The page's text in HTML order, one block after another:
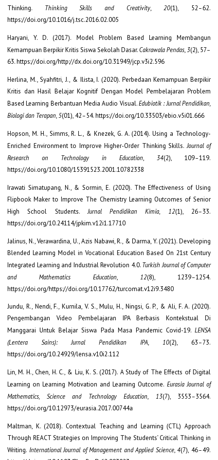
Thinking. Thinking Skills and Creativity,20(1), 52–62.
https://doi.org/10.1016/j.tsc.2016.02.005
Haryani, Y. D. (2017). Model Problem Based Learning Membangun
Kemampuan Berpikir Kritis Siswa Sekolah Dasar. Cakrawala Pendas, 3(2), 57–
63. https://doi.org/http://dx.doi.org/10.31949/jcp.v3i2.596
Herlina, M., Syahfitri, J., & Ilista, I. (2020). Perbedaan Kemampuan Berpikir
Kritis dan Hasil Belajar Kognitif Dengan Model Pembelajaran Problem
Based Learning Berbantuan Media Audio Visual.Edubiotik : Jurnal Pendidikan,
Biologi dan Terapan, 5(01), 42–54. https://doi.org/10.33503/ebio.v5i01.666
Hopson, M. H., Simms, R. L., & Knezek, G. A. (2014). Using a Technology-
Enriched Environment to Improve Higher-Order Thinking Skills.Journal of
Research on Technology in Education, 34(2), 109–119.
https://doi.org/10.1080/15391523.2001.10782338
Irawati Simatupang, N., & Sormin, E. (2020). The Effectiveness of Using
Flipbook Maker to Improve The Chemistry Learning Outcomes of Senior
High School Students.Jurnal Pendidikan Kimia, 12(1), 26–33.
https://doi.org/10.24114/jpkim.v12i1.17710
Jalinus, N., Verawardina, U., Azis Nabawi, R., & Darma, Y. (2021). Developing
Blended Learning Model in Vocational Education Based On 21st Century
Integrated Learning and Industrial Revolution 4.0. Turkish Journal of Computer
and Mathematics Education, 12(8), 1239–1254.
https://doi.org/https://doi.org/10.17762/turcomat.v12i9.3480
Jundu, R., Nendi, F., Kurnila, V. S., Mulu, H., Ningsi, G. P., & Ali, F. A. (2020).
Pengembangan Video Pembelajaran IPA Berbasis Kontekstual Di
Manggarai Untuk Belajar Siswa Pada Masa Pandemic Covid-19. LENSA
(Lentera Sains): Jurnal Pendidikan IPA, 10(2), 63–73.
https://doi.org/10.24929/lensa.v10i2.112
Lin, M. H., Chen, H. C., & Liu, K. S. (2017). A Study of The Effects of Digital
Learning on Learning Motivation and Learning Outcome. Eurasia Journal of
Mathematics, Science and Technology Education, 13(7), 3553–3564.
https://doi.org/10.12973/eurasia.2017.00744a
Maltman, K. (2018). Contextual Teaching and Learning (CTL) Approach
Through REACT Strategies on Improving The Students’ Critical Thinking in
Writing. International Journal of Management and Applied Science,4(7), 46–49.